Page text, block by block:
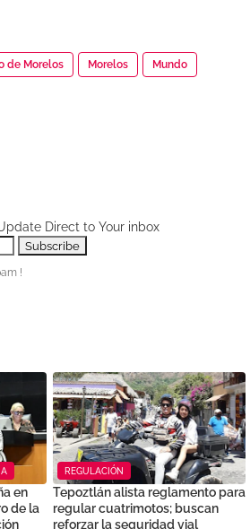
de Morelos Morelos Mundo
Direct to Your inbox
!
en
de la
REGULACIÓN
Tepoztlán alista reglamento para
regular cuatrimotos; buscan
reforzar la seguridad vial